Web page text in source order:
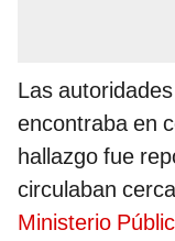
Las
encontraba en
hallazgo fue
circulaban
Ministerio